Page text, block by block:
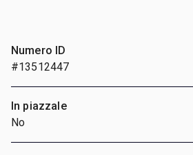
Numero ID
#13512447
In piazzale
No